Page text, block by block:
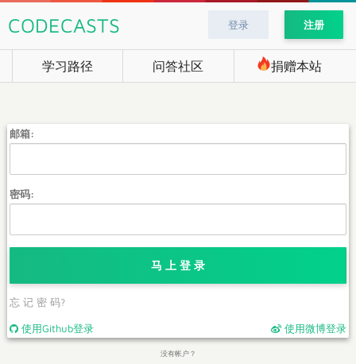
CODECASTS 登录 注册
学习路径 问答社区 捐赠本站
邮箱:
密码:
马 上 登 录
忘 记 密 码?
使用Github登录 使用微博登录
没有帐户？